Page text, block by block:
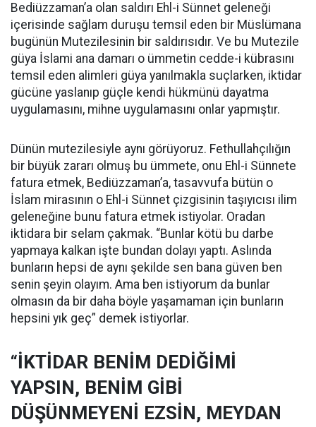
Bediüzzaman’a olan saldırı Ehl-i Sünnet geleneği
içerisinde sağlam duruşu temsil eden bir Müslümana
bugünün Mutezilesinin bir saldırısıdır. Ve bu Mutezile
güya İslami ana damarı o ümmetin cedde-i kübrasını
temsil eden alimleri güya yanılmakla suçlarken, iktidar
gücüne yaslanıp güçle kendi hükmünü dayatma
uygulamasını, mihne uygulamasını onlar yapmıştır.
Dünün mutezilesiyle aynı görüyoruz. Fethullahçılığın
bir büyük zararı olmuş bu ümmete, onu Ehl-i Sünnete
fatura etmek, Bediüzzaman’a, tasavvufa bütün o
İslam mirasının o Ehl-i Sünnet çizgisinin taşıyıcısı ilim
geleneğine bunu fatura etmek istiyolar. Oradan
iktidara bir selam çakmak. “Bunlar kötü bu darbe
yapmaya kalkan işte bundan dolayı yaptı. Aslında
bunların hepsi de aynı şekilde sen bana güven ben
senin şeyin olayım. Ama ben istiyorum da bunlar
olmasın da bir daha böyle yaşamaman için bunların
hepsini yık geç” demek istiyorlar.
“İKTİDAR BENİM DEDİĞİMİ
YAPSIN, BENİM GİBİ
DÜŞÜNMEYENİ EZSİN, MEYDAN